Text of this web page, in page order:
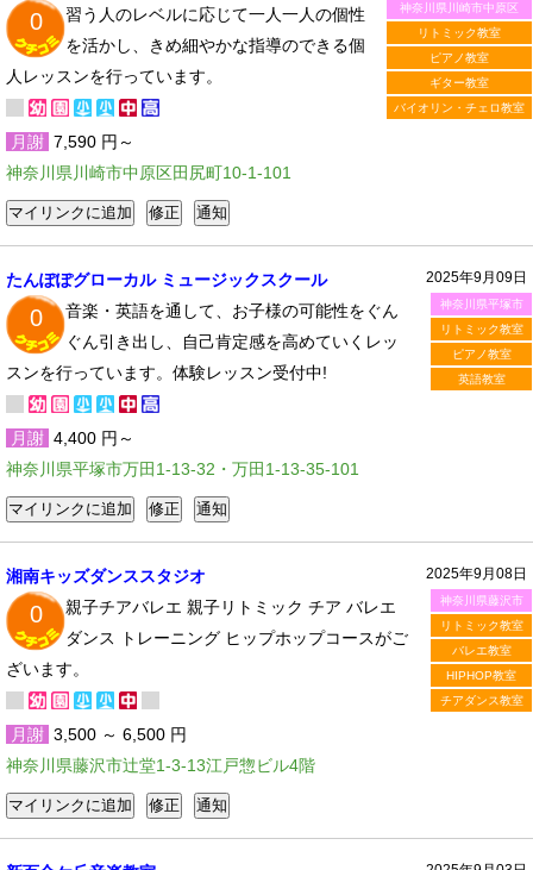
神奈川県川崎市中原区
リトミック教室
ピアノ教室
ギター教室
バイオリン・チェロ教室
0
習う人のレベルに応じて一人一人の個性
を活かし、きめ細やかな指導のできる個
人レッスンを行っています。
月謝 7,590 円～
神奈川県川崎市中原区田尻町10-1-101
2025年9月09日
神奈川県平塚市
リトミック教室
ピアノ教室
英語教室
たんぽぽグローカル ミュージックスクール
0
音楽・英語を通して、お子様の可能性をぐん
ぐん引き出し、自己肯定感を高めていくレッ
スンを行っています。体験レッスン受付中!
月謝 4,400 円～
神奈川県平塚市万田1-13-32・万田1-13-35-101
2025年9月08日
神奈川県藤沢市
リトミック教室
バレエ教室
HIPHOP教室
チアダンス教室
湘南キッズダンススタジオ
0
親子チアバレエ 親子リトミック チア バレエ
ダンス トレーニング ヒップホップコースがご
ざいます。
月謝 3,500 ～ 6,500 円
神奈川県藤沢市辻堂1-3-13江戸惣ビル4階